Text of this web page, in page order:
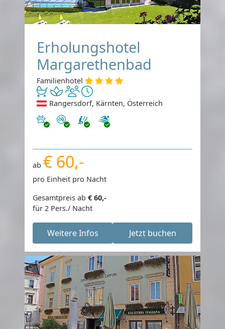
Erholungshotel
Margarethenbad
Familienhotel
Rangersdorf, Kärnten, Österreich
Haustiere erlaubt
Nichtraucher
ab € 60,-
pro Einheit pro Nacht
Gesamtpreis ab € 60,-
für 2 Pers./ Nacht
Weitere Infos Jetzt buchen